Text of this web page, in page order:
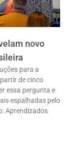
novo
para a
de cinco
essa pergunta e
espalhadas pelo
Aprendizados